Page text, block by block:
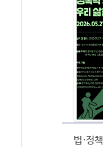
법·정책